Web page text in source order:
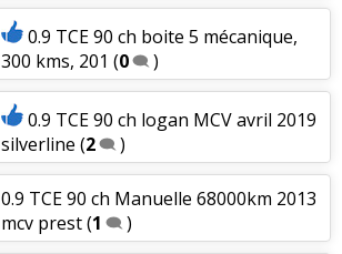
0.9 TCE 90 ch boite 5 mécanique,
300 kms, 201 (0 )
0.9 TCE 90 ch logan MCV avril 2019
silverline (2 )
0.9 TCE 90 ch Manuelle 68000km 2013
mcv prest(1 )